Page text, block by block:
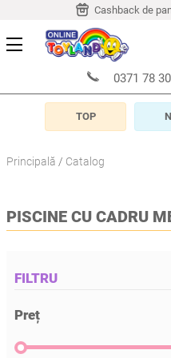
Cashback de
0371 78
TOP
Principală Catalog
PISCINE CU CADRU
FILTRU
Preț